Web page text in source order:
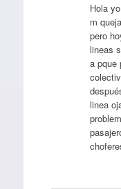
Hola
m
pero
lineas
a pque
linea